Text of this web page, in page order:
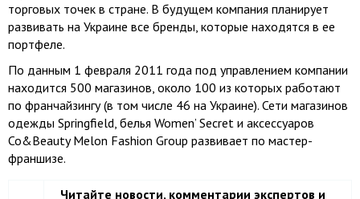
торговых точек в стране. В будущем компания планирует
развивать на Украине все бренды, которые находятся в ее
портфеле.
По данным 1 февраля 2011 года под управлением компании
находится 500 магазинов, около 100 из которых работают
по франчайзингу (в том числе 46 на Украине). Сети магазинов
одежды Springfield, белья Women’ Secret и аксессуаров
Co&Beauty Melon Fashion Group развивает по мастер-
франшизе.
Читайте новости, комментарии экспертов и